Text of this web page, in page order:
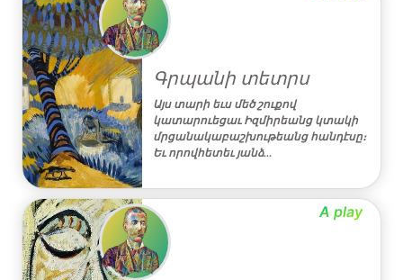
Գրպանի տետրս
Այս տարի եւս մեծ շուքով
կատարուեցաւ Իզմիրեանց կտակի
մրցանակաբաշխութեանց հանդէսը։
Եւ որովհետեւ յանձ…
A play